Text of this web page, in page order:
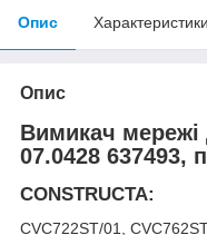
Опис Характеристики
Опис
Вимикач
07.0428 637493,
CONSTRUCTA:
CVC722ST/01,